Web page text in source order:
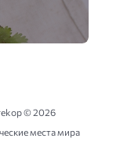
©2026
места мира